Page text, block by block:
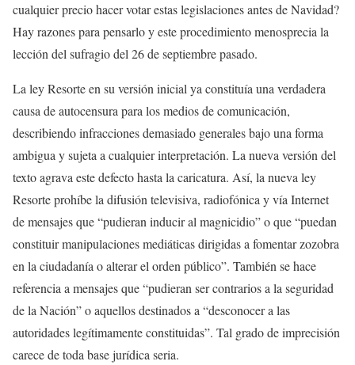
cualquier precio hacer votar estas legislaciones antes de Navidad?
Hay razones para pensarlo y este procedimiento menosprecia la
lección del sufragio del 26 de septiembre pasado.
La ley Resorte en su versión inicial ya constituía una verdadera
causa de autocensura para los medios de comunicación,
describiendo infracciones demasiado generales bajo una forma
ambigua y sujeta a cualquier interpretación. La nueva versión del
texto agrava este defecto hasta la caricatura. Así, la nueva ley
Resorte prohíbe la difusión televisiva, radiofónica y vía Internet
de mensajes que “pudieran inducir al magnicidio” o que “puedan
constituir manipulaciones mediáticas dirigidas a fomentar zozobra
en la ciudadanía o alterar el orden público”. También se hace
referencia a mensajes que “pudieran ser contrarios a la seguridad
de la Nación” o aquellos destinados a “desconocer a las
autoridades legítimamente constituidas”. Tal grado de imprecisión
carece de toda base jurídica seria.